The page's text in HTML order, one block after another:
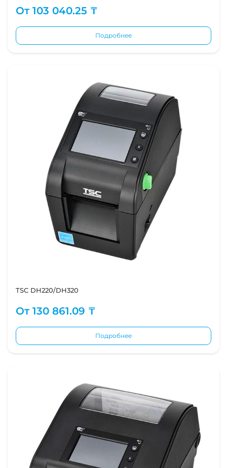
От103 040.25 ₸
Подробнее
TSC DH220/DH320
От130 861.09 ₸
Подробнее